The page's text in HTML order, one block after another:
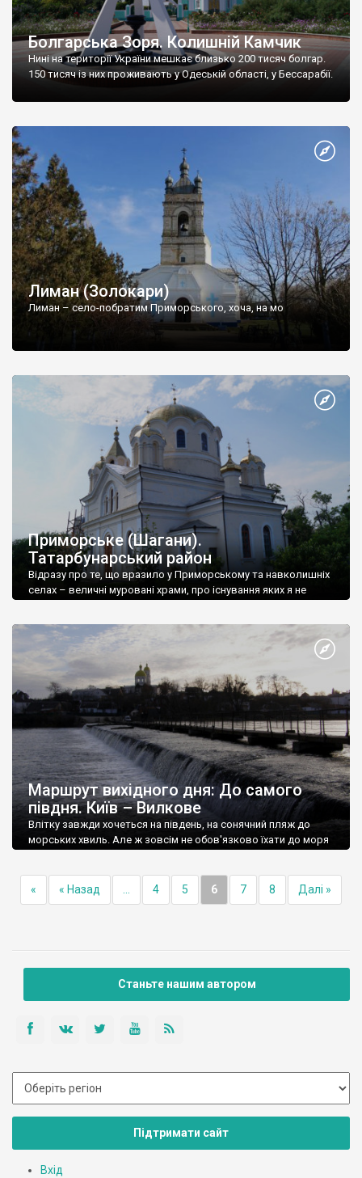
Болгарська Зоря. Колишній Камчик
Нині на території України мешкає близько 200 тисяч болгар.
150 тисяч із них проживають у Одеській області, у Бессарабії.
Лиман (Золокари)
Лиман – село-побратим Приморського, хоча, на мо
Приморське (Шагани).
Татарбунарський район
Відразу про те, що вразило у Приморському та навколишніх
селах – величні муровані храми, про існування яких я не
Маршрут вихідного дня: До самого
півдня. Київ – Вилкове
Влітку завжди хочеться на південь, на сонячний пляж до
морських хвиль. Але ж зовсім не обов'язково їхати до моря
« « Назад 4 5 6 7 8 Далі »
Станьте нашим автором
Підтримати сайт
Вхід